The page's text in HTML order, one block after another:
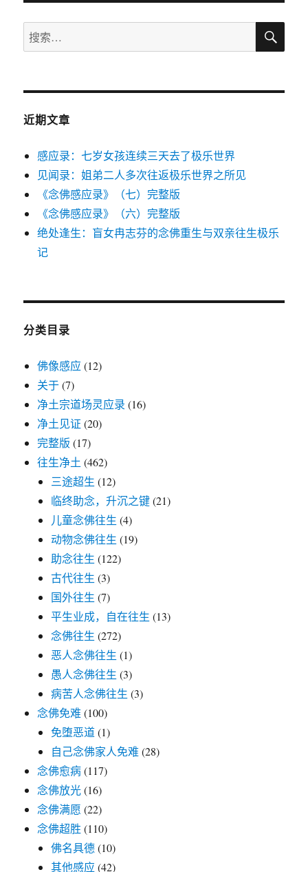
搜
索：
搜
近期文章
感应录：七岁女孩连续三天去了极乐世界
见闻录：姐弟二人多次往返极乐世界之所见
《念佛感应录》（七）完整版
《念佛感应录》（六）完整版
绝处逢生：盲女冉志芬的念佛重生与双亲往生极乐
记
分类目录
佛像感应 (12)
关于(7)
净土宗道场灵应录 (16)
净土见证 (20)
完整版 (17)
往生净土 (462)
三途超生 (12)
临终助念，升沉之键(21)
儿童念佛往生 (4)
动物念佛往生 (19)
助念往生 (122)
古代往生 (3)
国外往生 (7)
平生业成，自在往生 (13)
念佛往生 (272)
恶人念佛往生 (1)
愚人念佛往生 (3)
病苦人念佛往生 (3)
念佛免难(100)
免堕恶道(1)
自己念佛家人免难(28)
念佛愈病(117)
念佛放光(16)
念佛满愿 (22)
念佛超胜 (110)
佛名具德(10)
其他感应 (42)